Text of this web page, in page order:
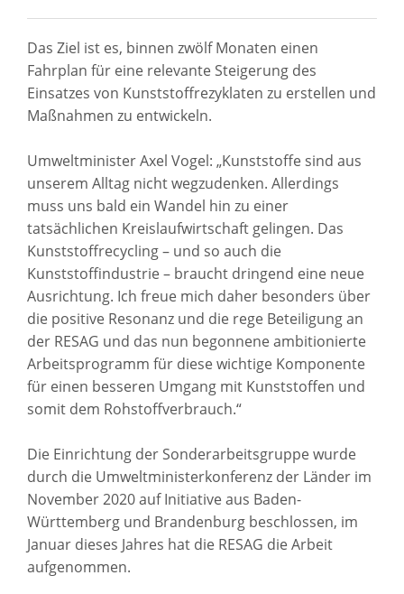
Das Ziel ist es, binnen zwölf Monaten einen
Fahrplan für eine relevante Steigerung des
Einsatzes von Kunststoffrezyklaten zu erstellen und
Maßnahmen zu entwickeln.
Umweltminister Axel Vogel: „Kunststoffe sind aus
unserem Alltag nicht wegzudenken. Allerdings
muss uns bald ein Wandel hin zu einer
tatsächlichen Kreislaufwirtschaft gelingen. Das
Kunststoffrecycling – und so auch die
Kunststoffindustrie – braucht dringend eine neue
Ausrichtung. Ich freue mich daher besonders über
die positive Resonanz und die rege Beteiligung an
der RESAG und das nun begonnene ambitionierte
Arbeitsprogramm für diese wichtige Komponente
für einen besseren Umgang mit Kunststoffen und
somit dem Rohstoffverbrauch.“
Die Einrichtung der Sonderarbeitsgruppe wurde
durch die Umweltministerkonferenz der Länder im
November 2020 auf Initiative aus Baden-
Württemberg und Brandenburg beschlossen, im
Januar dieses Jahres hat die RESAG die Arbeit
aufgenommen.